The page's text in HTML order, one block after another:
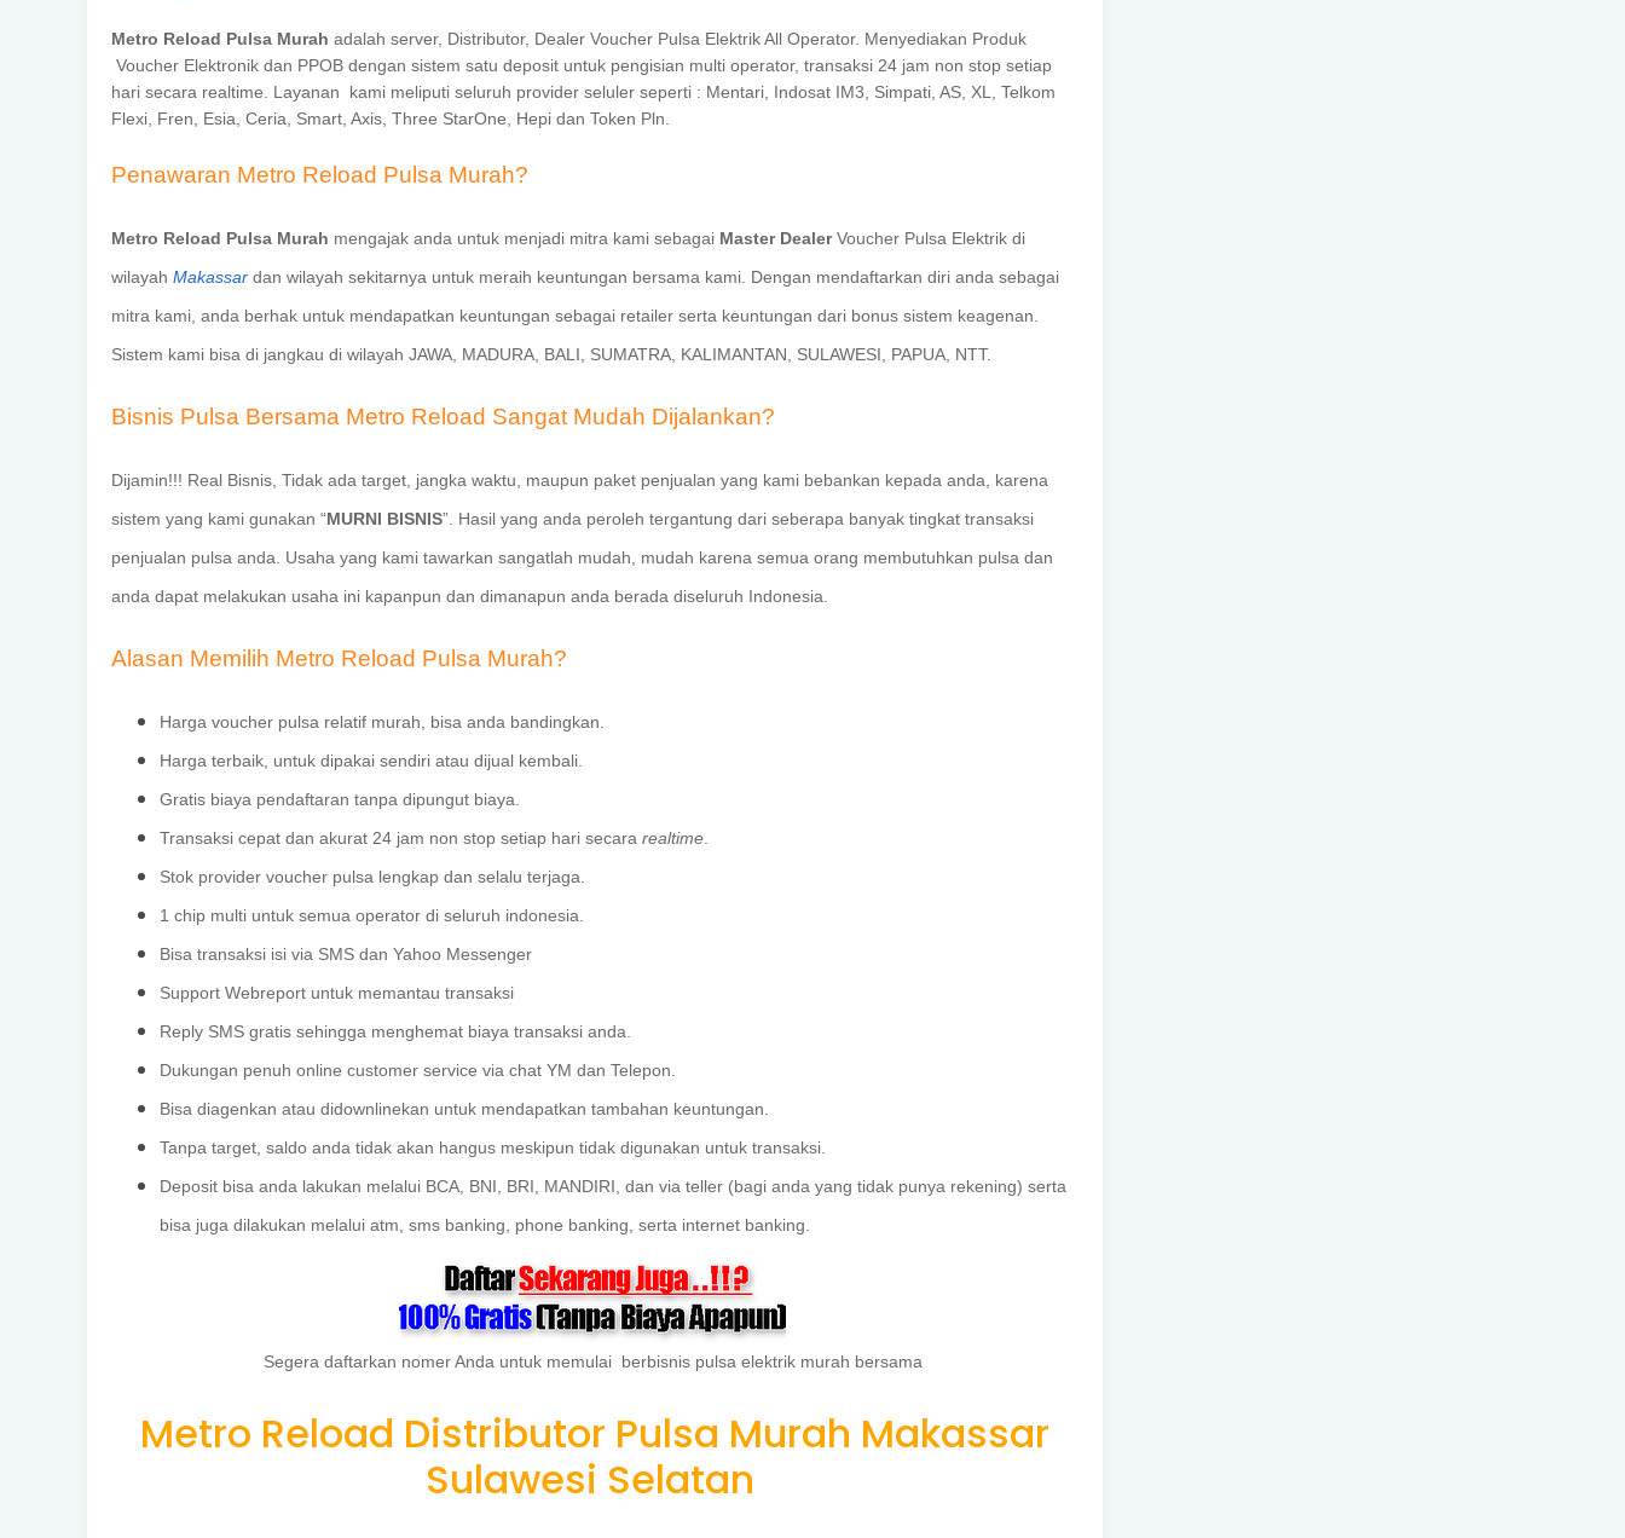
Metro Reload Pulsa Murah adalah server, Distributor, Dealer Voucher Pulsa Elektrik All Operator. Menyediakan Produk
Voucher Elektronik dan PPOB dengan sistem satu deposit untuk pengisian multi operator, transaksi 24 jam non stop setiap
hari secara realtime. Layanan kami meliputi seluruh provider seluler seperti : Mentari, Indosat IM3, Simpati, AS, XL, Telkom
Flexi, Fren, Esia, Ceria, Smart, Axis, Three StarOne, Hepi dan Token Pln.
Penawaran Metro Reload Pulsa Murah?
Metro Reload Pulsa Murah mengajak anda untuk menjadi mitra kami sebagai Master DealerVoucher Pulsa Elektrik di
wilayah Makassar dan wilayah sekitarnya untuk meraih keuntungan bersama kami. Dengan mendaftarkan diri anda sebagai
mitra kami, anda berhak untuk mendapatkan keuntungan sebagai retailer serta keuntungan dari bonus sistem keagenan.
Sistem kami bisa di jangkau di wilayah JAWA, MADURA, BALI, SUMATRA, KALIMANTAN, SULAWESI, PAPUA, NTT.
Bisnis Pulsa Bersama Metro Reload Sangat Mudah Dijalankan?
Dijamin!!! Real Bisnis, Tidak ada target, jangka waktu, maupun paket penjualan yang kami bebankan kepada anda, karena
sistem yang kami gunakan “MURNI BISNIS”. Hasil yang anda peroleh tergantung dari seberapa banyak tingkat transaksi
penjualan pulsa anda. Usaha yang kami tawarkan sangatlah mudah, mudah karena semua orang membutuhkan pulsa dan
anda dapat melakukan usaha ini kapanpun dan dimanapun anda berada diseluruh Indonesia.
Alasan Memilih Metro Reload Pulsa Murah?
Harga voucher pulsa relatif murah, bisa anda bandingkan.
Harga terbaik, untuk dipakai sendiri atau dijual kembali.
Gratis biaya pendaftaran tanpa dipungut biaya.
Transaksi cepat dan akurat 24 jam non stop setiap hari secara realtime.
Stok provider voucher pulsa lengkap dan selalu terjaga.
1 chip multi untuk semua operator di seluruh indonesia.
Bisa transaksi isi via SMS dan Yahoo Messenger
Support Webreport untuk memantau transaksi
Reply SMS gratis sehingga menghemat biaya transaksi anda.
Dukungan penuh online customer service via chat YM dan Telepon.
Bisa diagenkan atau didownlinekan untuk mendapatkan tambahan keuntungan.
Tanpa target, saldo anda tidak akan hangus meskipun tidak digunakan untuk transaksi.
Deposit bisa anda lakukan melalui BCA, BNI, BRI, MANDIRI, dan via teller (bagi anda yang tidak punya rekening) serta
bisa juga dilakukan melalui atm, sms banking, phone banking, serta internet banking.
Segera daftarkan nomer Anda untuk memulai berbisnis pulsa elektrik murah bersama
Metro Reload Distributor Pulsa Murah Makassar
Sulawesi Selatan